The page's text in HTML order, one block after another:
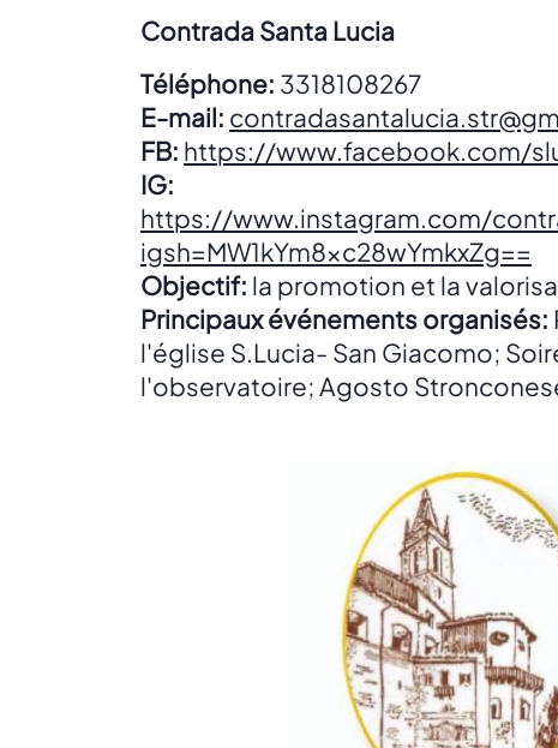
Contrada Santa Lucia
Téléphone: 3318108267
E-mail:
FB: https://www.facebook.com/
IG:
https://www.instagram.com/
igsh=MW1kYm8xc28wYmkxZg==
Objectif: la promotion et la
Principaux événements organisés:
l'église S.Lucia- San Giacomo;
l'observatoire; Agosto